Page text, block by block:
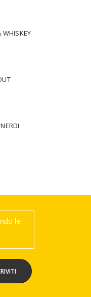
WHISKEY
le